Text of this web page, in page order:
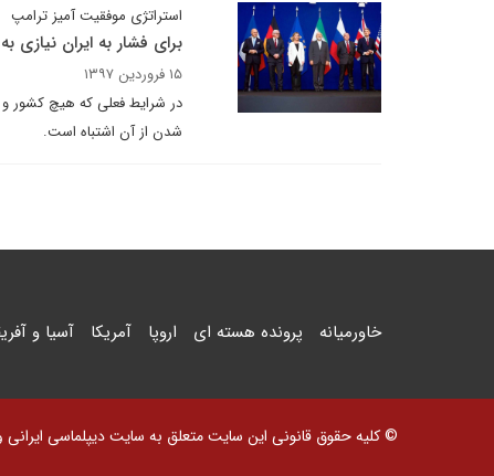
استراتژی موفقیت آمیز ترامپ
برای فشار به ایران نیازی
۱۵ فروردین ۱۳۹۷
در شرایط فعلی که هیچ کشور و
شدن از آن اشتباه است.
خاورمیانه پرونده هسته ای اروپا آمریکا آسیا و
© کلیه حقوق قانونی این سایت متعلق به سایت دیپلماسی ایرانی